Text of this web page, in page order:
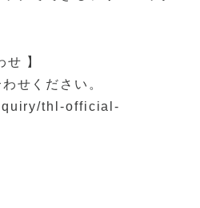
せ 】
せください。
thl-official-